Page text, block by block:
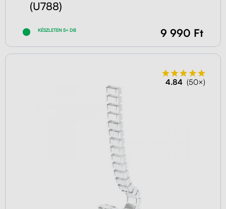
(U788)
KÉSZLETEN 5+ DB 9 990 Ft
4.84 (50×)